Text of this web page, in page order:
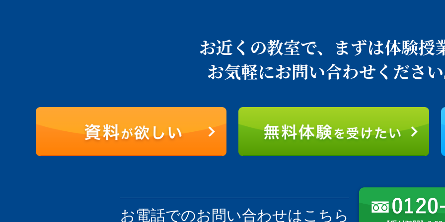
お近くの教室で、 まずは体験授
お気軽にお問い合わせくださ
お電話でのお問い合わせはこちら